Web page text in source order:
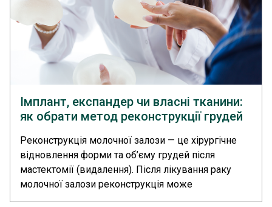
Імплант, експандер чи власні тканини:
як обрати метод реконструкції грудей
Реконструкція молочної залози — це хірургічне
відновлення форми та об’єму грудей після
мастектомії (видалення). Після лікування раку
молочної залози реконструкція може
виконуватися за допомогою імпланта, тканинного